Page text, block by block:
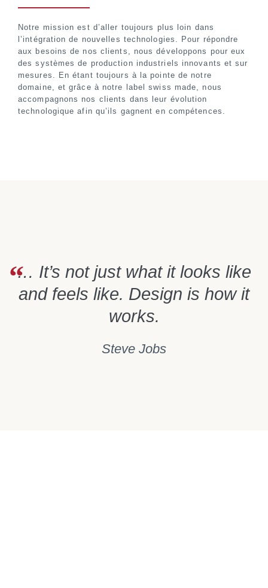
Notre mission est d’aller toujours plus loin dans
l’intégration de nouvelles technologies. Pour répondre
aux besoins de nos clients, nous développons pour eux
des systèmes de production industriels innovants et sur
mesures. En étant toujours à la pointe de notre
domaine, et grâce à notre label swiss made, nous
accompagnons nos clients dans leur évolution
technologique afin qu’ils gagnent en compétences.
… It’s not just what it looks like
and feels like. Design is how it
works.
Steve Jobs